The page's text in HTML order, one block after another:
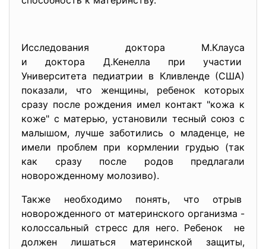
Исследования доктора М.Клауса
и доктора Д.Кенелла при участии
Университета педиатрии в Кливленде (США)
показали, что женщины, ребенок которых
сразу после рождения имел контакт "кожа к
коже" с матерью, установили тесный союз с
малышом, лучше заботились о младенце, не
имели проблем при кормлении грудью (так
как сразу после родов предлагали
новорожденному молозиво).
Также необходимо понять, что отрыв
новорожденного от материнского организма -
колоссальный стресс для него. Ребенок не
должен лишаться материнской защиты,